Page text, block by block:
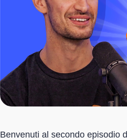
Benvenuti al secondo episodio